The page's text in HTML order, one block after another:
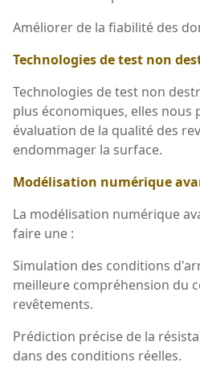
Améliorer de la fiabilité des
Technologies de test non
Technologies de test non
plus économiques, elles
évaluation de la qualité des
endommager la surface.
Modélisation numérique
La modélisation numérique
faire une :
Simulation des conditions
meilleure compréhension du
revêtements.
Prédiction précise de la
dans des conditions réelles.